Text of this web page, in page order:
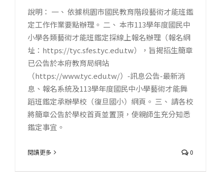
說明： 一、 依據桃園市國民教育階段藝術才能班鑑
定工作作業要點辦理。 二、 本市113學年度國民中
小學各類藝術才能班鑑定採線上報名辦理（報名網
址：https://tyc.sfes.tyc.edu.tw），旨揭招生簡章
已公告於本府教育局網站
（https://www.tyc.edu.tw/）-訊息公告-最新消
息、報名系統及113學年度國民中小學藝術才能舞
蹈班鑑定承辦學校（復旦國小）網頁。 三、 請各校
將簡章公告於學校首頁並置頂，使親師生充分知悉
鑑定事宜。
閱讀更多 0